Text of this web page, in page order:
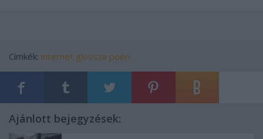
Címkék: internet glossza poén
Ajánlott bejegyzések: